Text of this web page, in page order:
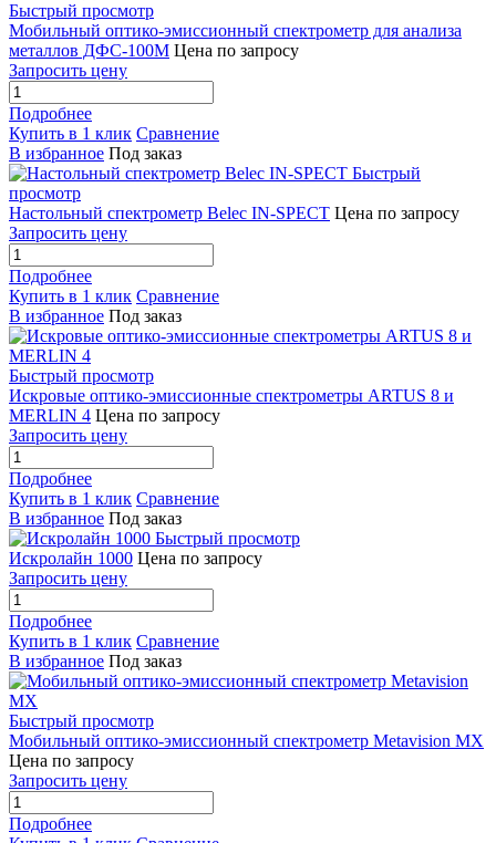
Быстрый просмотр
Мобильный оптико-эмиссионный спектрометр для анализа
металлов ДФС-100М Цена по запросу
Запросить цену
Подробнее
Купить в 1 клик Сравнение
В избранное Под заказ
Быстрый
просмотр
Настольный спектрометр Belec IN-SPECT Цена по запросу
Запросить цену
Подробнее
Купить в 1 клик Сравнение
В избранное Под заказ
Быстрый просмотр
Искровые оптико-эмиссионные спектрометры ARTUS 8 и
MERLIN 4 Цена по запросу
Запросить цену
Подробнее
Купить в 1 клик Сравнение
В избранное Под заказ
Быстрый просмотр
Искролайн 1000 Цена по запросу
Запросить цену
Подробнее
Купить в 1 клик Сравнение
В избранное Под заказ
Быстрый просмотр
Мобильный оптико-эмиссионный спектрометр Metavision MX
Цена по запросу
Запросить цену
Подробнее